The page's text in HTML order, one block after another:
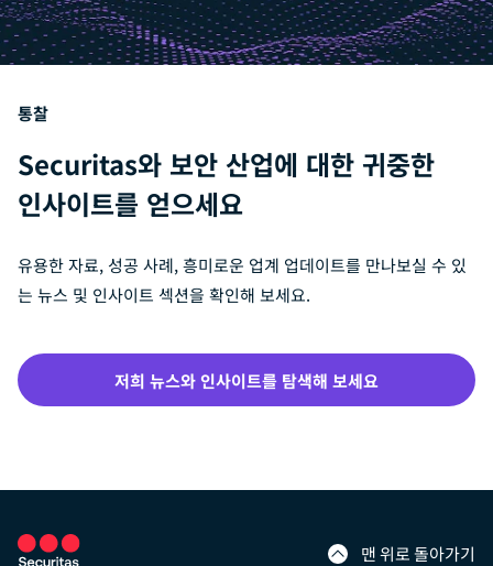
통찰
Securitas와 보안 산업에 대한 귀중한
인사이트를 얻으세요
유용한 자료, 성공 사례, 흥미로운 업계 업데이트를 만나보실 수 있
는 뉴스 및 인사이트 섹션을 확인해 보세요.
저희 뉴스와 인사이트를 탐색해 보세요
맨 위로 돌아가기